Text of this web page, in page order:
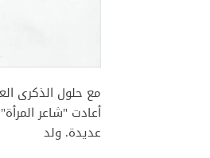
مع حلول الذكرى
أعادت "شاعر
عديدة. ولد